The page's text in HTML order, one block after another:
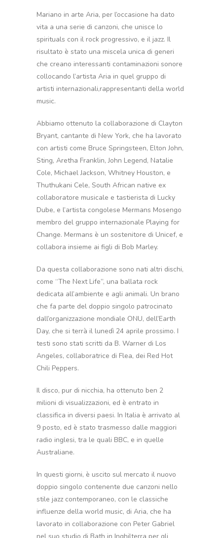
Mariano in arte Aria, per l’occasione ha dato
vita a una serie di canzoni, che unisce lo
spirituals con il rock progressivo, e il jazz. Il
risultato è stato una miscela unica di generi
che creano interessanti contaminazioni sonore
collocando l’artista Aria in quel gruppo di
artisti internazionali,rappresentanti della world
music.
Abbiamo ottenuto la collaborazione di Clayton
Bryant, cantante di New York, che ha lavorato
con artisti come Bruce Springsteen, Elton John,
Sting, Aretha Franklin, John Legend, Natalie
Cole, Michael Jackson, Whitney Houston, e
Thuthukani Cele, South African native ex
collaboratore musicale e tastierista di Lucky
Dube, e l’artista congolese Mermans Mosengo
membro del gruppo internazionale Playing for
Change. Mermans è un sostenitore di Unicef, e
collabora insieme ai figli di Bob Marley.
Da questa collaborazione sono nati altri dischi,
come “The Next Life”, una ballata rock
dedicata all’ambiente e agli animali. Un brano
che fa parte del doppio singolo patrocinato
dall’organizzazione mondiale ONU, dell’Earth
Day, che si terrà il lunedì 24 aprile prossimo. I
testi sono stati scritti da B. Warner di Los
Angeles, collaboratrice di Flea, dei Red Hot
Chili Peppers.
Il disco, pur di nicchia, ha ottenuto ben 2
milioni di visualizzazioni, ed è entrato in
classifica in diversi paesi. In Italia è arrivato al
9 posto, ed è stato trasmesso dalle maggiori
radio inglesi, tra le quali BBC, e in quelle
Australiane.
In questi giorni, è uscito sul mercato il nuovo
doppio singolo contenente due canzoni nello
stile jazz contemporaneo, con le classiche
influenze della world music, di Aria, che ha
lavorato in collaborazione con Peter Gabriel